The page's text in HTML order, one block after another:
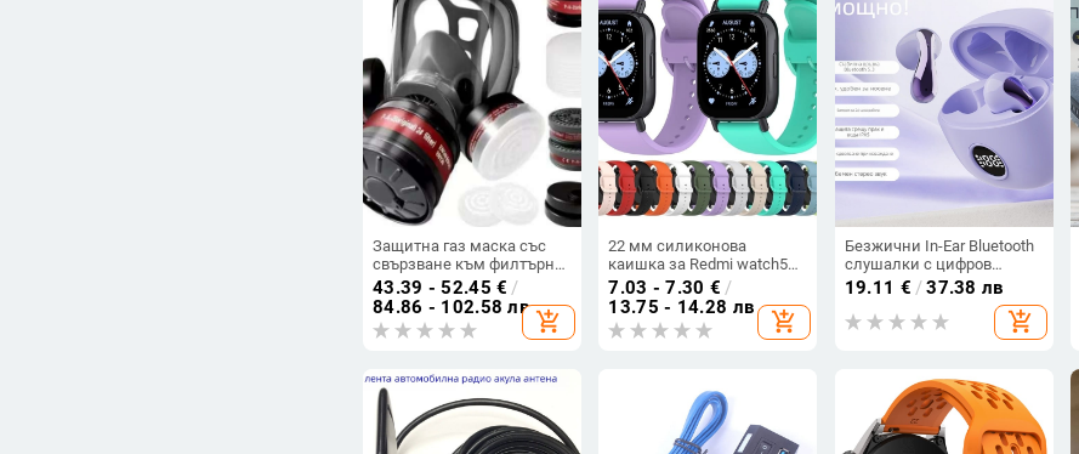
Защитна газ маска със
свързване към филтърна
канистра, двупосчна за
пръскане, химикали и
прах, дизайн с три
интерфейса
43.39 - 52.45 € /
84.86 - 102.58 лв
add_shopping_cart
22 мм силиконова
каишка за Redmi watch5
Lite, резервна каишка за
Redmi 5 Lite на склад
7.03 - 7.30 € /
13.75 - 14.28 лв
add_shopping_cart
Безжични In-Ear Bluetooth
слушалки с цифров
дисплей, ниска
латентност за гейминг, 4–
8 ч. работа, Bluetooth 5.3
19.11 € /37.38 лв
add_shopping_cart